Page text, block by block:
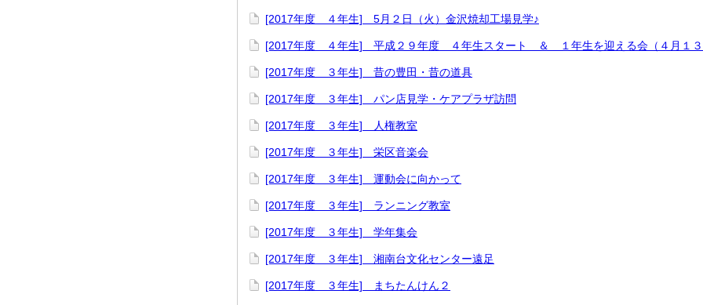
[2017年度 ４年生] 5月２日（火）金沢焼却工場見学♪
[2017年度 ４年生] 平成２９年度 ４年生スタート ＆ １年生を迎える会（４月１
[2017年度 ３年生] 昔の豊田・昔の道具
[2017年度 ３年生] パン店見学・ケアプラザ訪問
[2017年度 ３年生] 人権教室
[2017年度 ３年生] 栄区音楽会
[2017年度 ３年生] 運動会に向かって
[2017年度 ３年生] ランニング教室
[2017年度 ３年生] 学年集会
[2017年度 ３年生] 湘南台文化センター遠足
[2017年度 ３年生] まちたんけん２